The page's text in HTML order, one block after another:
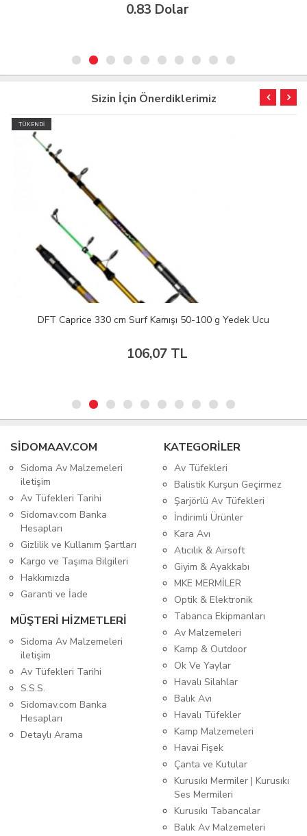
0.83 Dolar
Sizin İçin Önerdiklerimiz
TÜKENDİ
DFT Caprice 330 cm Surf Kamışı 50-100 g Yedek Ucu
106,07 TL
SIDOMAAV.COM
Sidoma Av Malzemeleri
iletişim
Av Tüfekleri Tarihi
Sidomav.com Banka
Hesapları
Gizlilik ve Kullanım Şartları
Kargo ve Taşıma Bilgileri
Hakkımızda
Garanti ve İade
MÜŞTERİ HİZMETLERİ
Sidoma Av Malzemeleri
iletişim
Av Tüfekleri Tarihi
S.S.S.
Sidomav.com Banka
Hesapları
Detaylı Arama
KATEGORİLER
Av Tüfekleri
Balistik Kurşun Geçirmez
Şarjörlü Av Tüfekleri
İndirimli Ürünler
Kara Avı
Atıcılık & Airsoft
Giyim & Ayakkabı
MKE MERMİLER
Optik & Elektronik
Tabanca Ekipmanları
Av Malzemeleri
Kamp & Outdoor
Ok Ve Yaylar
Havalı Silahlar
Balık Avı
Havalı Tüfekler
Kamp Malzemeleri
Havai Fişek
Çanta ve Kutular
Kurusıkı Mermiler | Kurusıkı
Ses Mermileri
Kurusıkı Tabancalar
Balık Av Malzemeleri